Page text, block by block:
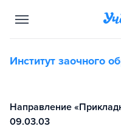
Институт заочного
Направление
09.03.03